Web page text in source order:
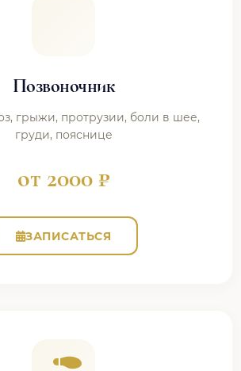
Позвоночник
грыжи, протрузии, боли в шее,
груди, пояснице
от 2000 ₽
ЗАПИСАТЬСЯ